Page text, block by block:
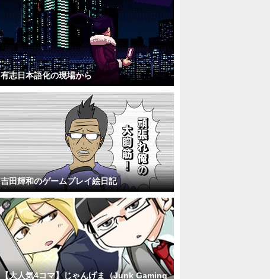
有志日本語化の現場から
吉田輝和のゲームプレイ絵日記
【大人気4コマ】じゃんげま（Junk Gaming